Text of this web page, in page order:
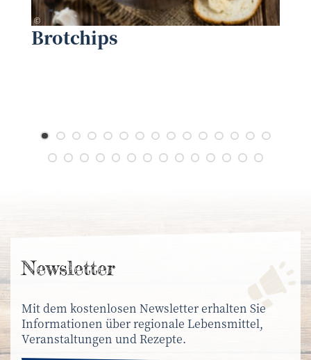
©canva
Brotchips
News­letter
Mit dem kostenlosen Newsletter erhalten Sie
Informationen über regionale Lebensmittel,
Veranstaltungen und Rezepte.